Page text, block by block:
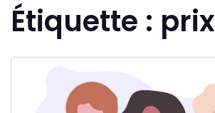
Étiquette : prix